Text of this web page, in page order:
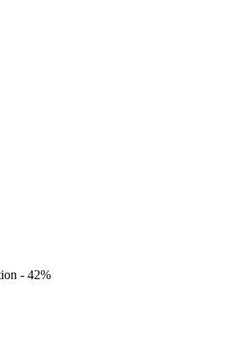
- 42%